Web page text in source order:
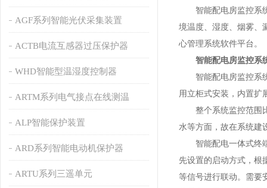
AGF系列智能光伏采集装置
ACTB电流互感器过压保护器
WHD智能型温湿度控制器
ARTM系列电气接点在线测温
ALP智能保护装置
ARD系列智能电动机保护器
ARTU系列三遥单元
智能配电房监控系统
境温度、湿度、烟雾、
心管理系统软件平台。
智能配电房监控系
智能配电房监控系统
用立柜式安装，内置扩
整个系统监控范围比
水等方面，故在系统建
智能配电一体式终端
先设置的启动方式，根
等信号进行联动。需要